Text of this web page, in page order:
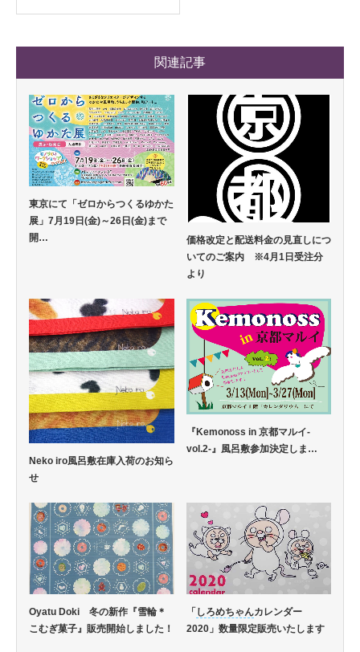
関連記事
東京にて「ゼロからつくるゆかた
展」7月19日(金)～26日(金)まで
開…
価格改定と配送料金の見直しにつ
いてのご案内 ※4月1日受注分
より
Neko iro風呂敷在庫入荷のお知ら
せ
『Kemonoss in 京都マルイ-
vol.2-』風呂敷参加決定しま…
Oyatu Doki 冬の新作『雪輪＊
こむぎ菓子』販売開始しました！
「しろめちゃんカレンダー
2020」数量限定販売いたします